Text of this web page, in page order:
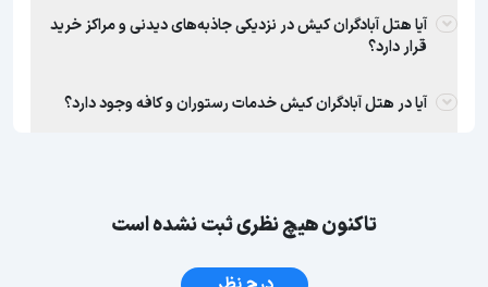
آیا هتل آبادگران کیش در نزدیکی جاذبه‌های دیدنی و مراکز خرید
قرار دارد؟
آیا در هتل آبادگران کیش خدمات رستوران و کافه وجود دارد؟
تاکنون هیچ نظری ثبت نشده است